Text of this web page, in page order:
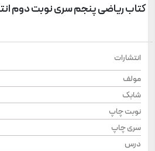
کتاب ریاضی پنجم سری نوبت دوم
انتشارات
مولف
شابک
نوبت چاپ
سری چاپ
درس